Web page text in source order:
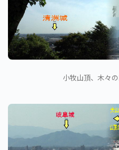
小牧山頂、木々の